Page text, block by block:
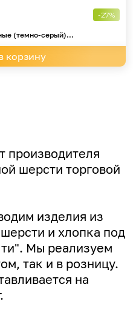
-27%
(темно-серый)...
корзину
производителя
шерсти торговой
изделия из
и хлопка под
Мы реализуем
так и в розницу.
на